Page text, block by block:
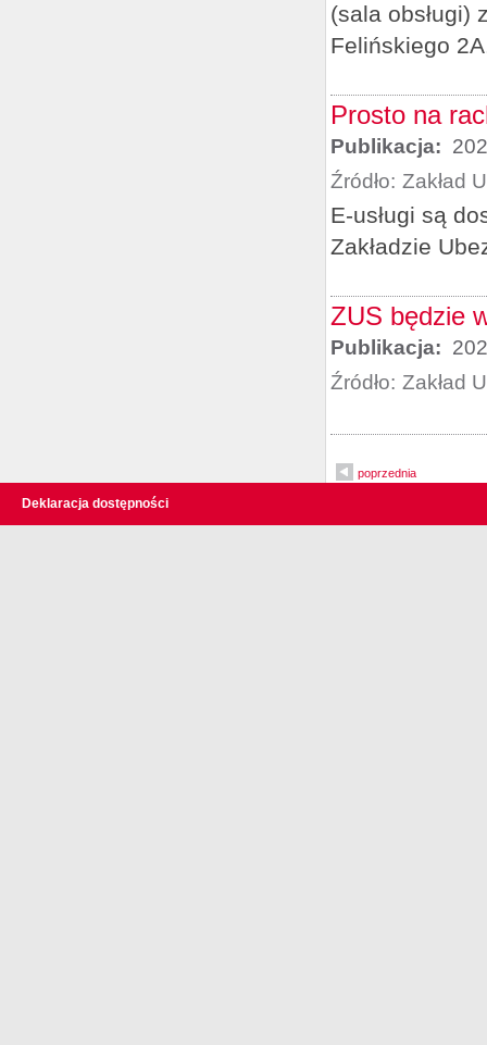
(sala obsługi)
Felińskiego
Prosto na
Publikacja:
Źródło: Zakład
E-usługi są
Zakładzie
ZUS będzie
Publikacja:
Źródło: Zakład
poprzednia
Deklaracja dostępności